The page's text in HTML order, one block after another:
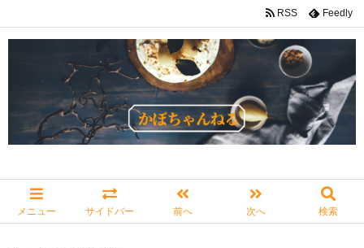
メニュー サイドバー 前へ 次へ 検索
RSS Feedly